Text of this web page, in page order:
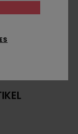
% Holz